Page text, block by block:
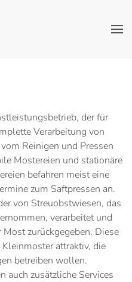
der für
Verarbeitung von
Reinigen und Pressen
Mostereien und stationäre
befahren meist eine
zum Saftpressen an.
von Streuobstwiesen, das
verarbeitet und
zurückgegeben. Diese
attraktiv, die
betreiben wollen.
auch zusätzliche Services